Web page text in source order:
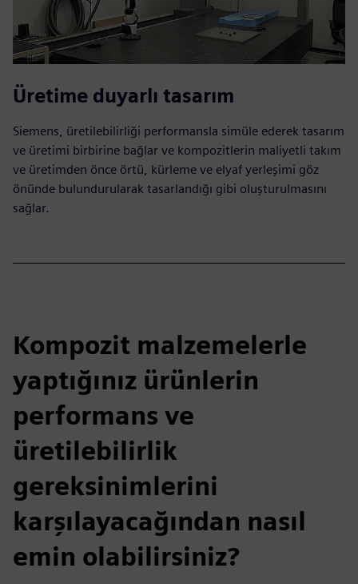
Üretime duyarlı tasarım
Siemens, üretilebilirliği performansla simüle ederek tasarım
ve üretimi birbirine bağlar ve kompozitlerin maliyetli takım
ve üretimden önce örtü, kürleme ve elyaf yerleşimi göz
önünde bulundurularak tasarlandığı gibi oluşturulmasını
sağlar.
Kompozit malzemelerle
yaptığınız ürünlerin
performans ve
üretilebilirlik
gereksinimlerini
karşılayacağından nasıl
emin olabilirsiniz?